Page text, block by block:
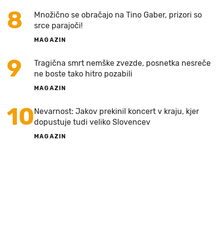
8
Množično se obračajo na Tino Gaber, prizori so
srce parajoči!
MAGAZIN
9
Tragična smrt nemške zvezde, posnetka nesreče
ne boste tako hitro pozabili
MAGAZIN
10Nevarnost: Jakov prekinil koncert v kraju, kjer
dopustuje tudi veliko Slovencev
MAGAZIN